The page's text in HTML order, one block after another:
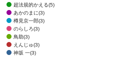
超法規的かえる(5)
あかのまに(3)
樽見京一郎(3)
のらしろ(3)
鳥助(3)
えんじゅ(3)
神坂 一(3)